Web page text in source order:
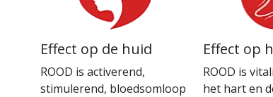
Effect op
ROOD is
het hart en
Effect op de huid
ROOD is activerend,
stimulerend, bloedsomloop